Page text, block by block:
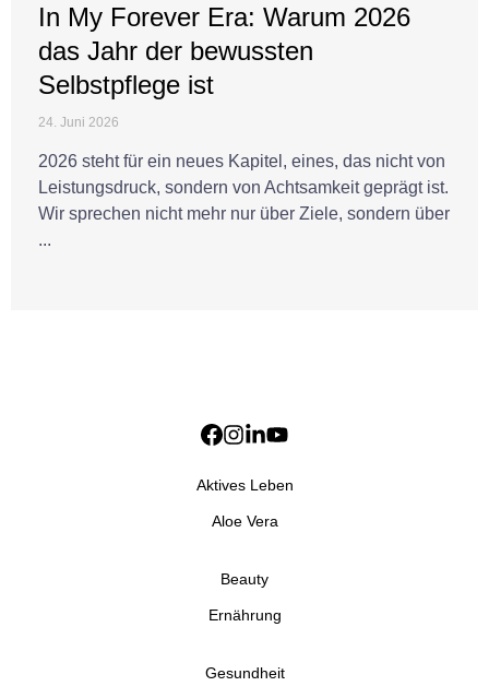
In My Forever Era: Warum 2026
das Jahr der bewussten
Selbstpflege ist
24. Juni 2026
2026 steht für ein neues Kapitel, eines, das nicht von
Leistungsdruck, sondern von Achtsamkeit geprägt ist.
Wir sprechen nicht mehr nur über Ziele, sondern über
...
Aktives Leben
Aloe Vera
Beauty
Ernährung
Gesundheit